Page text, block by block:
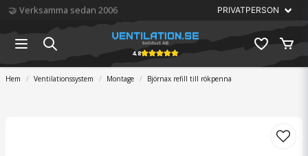
🏆 Störst på ventilation
4.8
Hem Ventilationssystem Montage Björnax refill till rökpenna